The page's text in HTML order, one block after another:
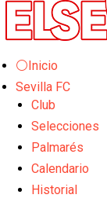
El Granada
Flores
El Sevilla
oferta de 420
El Sevilla
para el ataque
Los
gestión de un
⚪Inicio
Sevilla FC
Club
Selecciones
Palmarés
Calendario
Historial